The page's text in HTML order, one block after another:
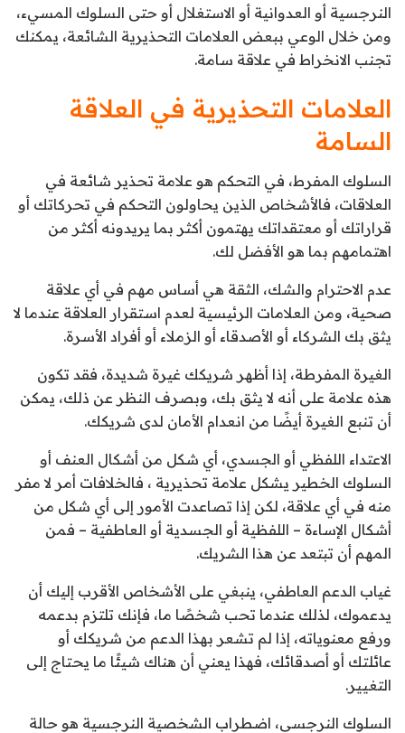
النرجسية أو العدوانية أو الاستغلال أو حتى السلوك المسيء،
ومن خلال الوعي ببعض العلامات التحذيرية الشائعة، يمكنك
تجنب الانخراط في علاقة سامة.
العلامات التحذيرية في العلاقة
السامة
السلوك المفرط، في التحكم هو علامة تحذير شائعة في
العلاقات، فالأشخاص الذين يحاولون التحكم في تحركاتك أو
قراراتك أو معتقداتك يهتمون أكثر بما يريدونه أكثر من
اهتمامهم بما هو الأفضل لك.
عدم الاحترام والشك، الثقة هي أساس مهم في أي علاقة
صحية، ومن العلامات الرئيسية لعدم استقرار العلاقة عندما لا
يثق بك الشركاء أو الأصدقاء أو الزملاء أو أفراد الأسرة.
الغيرة المفرطة، إذا أظهر شريكك غيرة شديدة، فقد تكون
هذه علامة على أنه لا يثق بك، وبصرف النظر عن ذلك، يمكن
أن تنبع الغيرة أيضًا من انعدام الأمان لدى شريكك.
الاعتداء اللفظي أو الجسدي، أي شكل من أشكال العنف أو
السلوك الخطير يشكل علامة تحذيرية ، فالخلافات أمر لا مفر
منه في أي علاقة، لكن إذا تصاعدت الأمور إلى أي شكل من
أشكال الإساءة – اللفظية أو الجسدية أو العاطفية – فمن
المهم أن تبتعد عن هذا الشريك.
غياب الدعم العاطفي، ينبغي على الأشخاص الأقرب إليك أن
يدعموك، لذلك عندما تحب شخصًا ما، فإنك تلتزم بدعمه
ورفع معنوياته، إذا لم تشعر بهذا الدعم من شريكك أو
عائلتك أو أصدقائك، فهذا يعني أن هناك شيئًا ما يحتاج إلى
التغيير.
السلوك النرجسي، اضطراب الشخصية النرجسية هو حالة